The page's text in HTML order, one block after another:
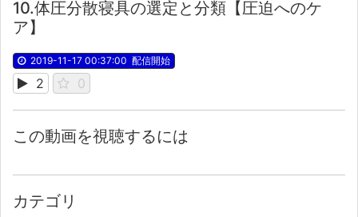
10.体圧分散寝具の選定と分類【圧迫へのケ
ア】
2019-11-17 00:37:00 配信開始
2 0
この動画を視聴するには
カテゴリ